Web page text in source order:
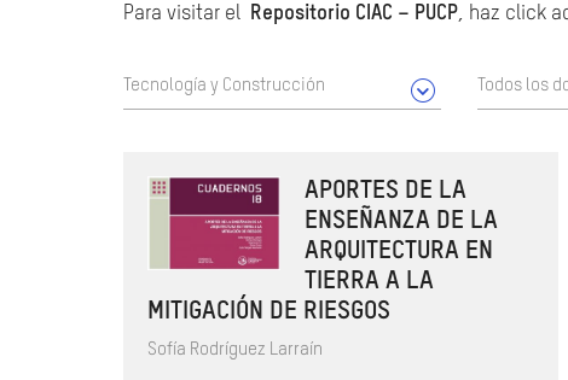
Para visitar el Repositorio CIAC – PUCP, haz click
Tecnología y Construcción Todos los
APORTES DE LA
ENSEÑANZA DE LA
ARQUITECTURA EN
TIERRA A LA
MITIGACIÓN DE RIESGOS
Sofía Rodríguez Larraín